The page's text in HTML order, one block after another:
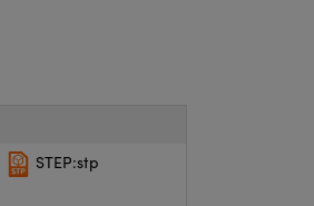
STEP:stp